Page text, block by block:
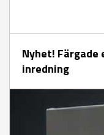
Nyhet! Färgade
inredning